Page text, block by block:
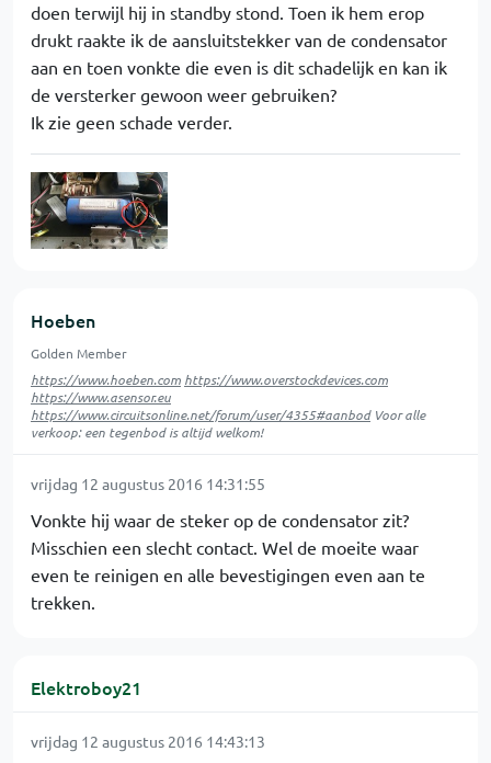
doen terwijl hij in standby stond. Toen ik hem erop
drukt raakte ik de aansluitstekker van de condensator
aan en toen vonkte die even is dit schadelijk en kan ik
de versterker gewoon weer gebruiken?
Ik zie geen schade verder.
Hoeben
Golden Member
https://www.hoeben.com https://www.overstockdevices.com
https://www.asensor.eu
https://www.circuitsonline.net/forum/user/4355#aanbodVoor alle
verkoop: een tegenbod is altijd welkom!
vrijdag 12 augustus 2016 14:31:55
Vonkte hij waar de steker op de condensator zit?
Misschien een slecht contact. Wel de moeite waar
even te reinigen en alle bevestigingen even aan te
trekken.
Elektroboy21
vrijdag 12 augustus 2016 14:43:13